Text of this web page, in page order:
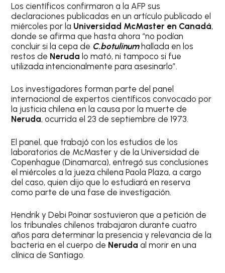
Los científicos confirmaron a la AFP sus
declaraciones publicadas en un artículo publicado el
miércoles por la Universidad McMaster en Canadá,
donde se afirma que hasta ahora “no podían
concluir si la cepa de C.botulinumhallada en los
restos de Neruda lo mató, ni tampoco si fue
utilizada intencionalmente para asesinarlo”.
Los investigadores forman parte del panel
internacional de expertos científicos convocado por
la justicia chilena en la causa por la muerte de
Neruda, ocurrida el 23 de septiembre de 1973.
El panel, que trabajó con los estudios de los
laboratorios de McMaster y de la Universidad de
Copenhague (Dinamarca), entregó sus conclusiones
el miércoles a la jueza chilena Paola Plaza, a cargo
del caso, quien dijo que lo estudiará en reserva
como parte de una fase de investigación.
Hendrik y Debi Poinar sostuvieron que a petición de
los tribunales chilenos trabajaron durante cuatro
años para determinar la presencia y relevancia de la
bacteria en el cuerpo de Neruda al morir en una
clínica de Santiago.